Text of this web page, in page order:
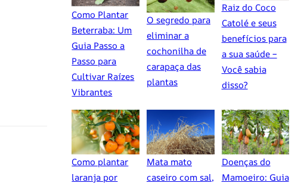
Como Plantar
Beterraba: Um
Guia Passo a
Passo para
Cultivar Raízes
Vibrantes
O segredo para
eliminar a
cochonilha de
carapaça das
plantas
Raiz do Coco
Catolé e seus
benefícios para
a sua saúde –
Você sabia
disso?
Como plantar
laranja por
Mata mato
caseiro com sal,
Doenças do
Mamoeiro: Guia